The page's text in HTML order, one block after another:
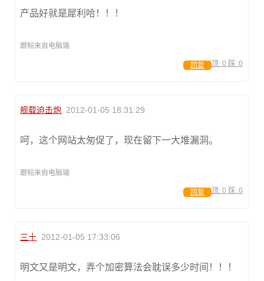
产品好就是犀利哈！！！
跟帖来自电脑端
顶: 0 踩: 0
回复
舰载迫击炮 2012-01-05 18:31:29
呵，这个网站太匆促了，现在留下一大堆漏洞。
跟帖来自电脑端
顶: 0 踩: 0
回复
三十 2012-01-05 17:33:06
明文又是明文，弄个加密算法会耽误多少时间！！！